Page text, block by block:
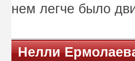
нем легче было
Нелли